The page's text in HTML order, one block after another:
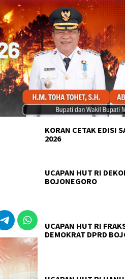
KORAN CETAK EDISI
2026
UCAPAN HUT RI
BOJONEGORO
UCAPAN HUT RI
DEMOKRAT DPRD